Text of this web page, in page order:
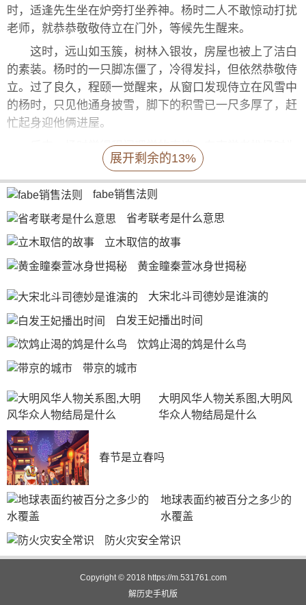
时，适逢先生坐在炉旁打坐养神。杨时二人不敢惊动打扰
老师，就恭恭敬敬侍立在门外，等候先生醒来。
这时，远山如玉簇，树林入银妆，房屋也被上了洁白
的素装。杨时的一只脚冻僵了，冷得发抖，但依然恭敬侍
立。过了良久，程颐一觉醒来，从窗口发现侍立在风雪中
的杨时，只见他通身披雪，脚下的积雪已一尺多厚了，赶
忙起身迎他俩进屋。
后来，杨时学得程门理学的真谛，东南学者推杨时为
“程学正宗”，世称“龟山先生”。此后，“程门立雪”的故事
就成为尊师重道的千古美谈。
尊师重教，我们中华民族千年不衰。为人子弟，在年
少的时候就要亲近良师，结交益友，要从他们那里学习礼
仪和知识。
展开剩余的13%
fabe销售法则
省考联考是什么意思
立木取信的故事
黄金瞳秦萱冰身世揭秘
大宋北斗司德妙是谁演的
白发王妃播出时间
饮鸩止渴的鸩是什么鸟
带京的城市
大明风华人物关系图,大明风
华众人物结局是什么
春节是立春吗
地球表面约被百分之多少的
水覆盖
防火灾安全常识
Copyright © 2018 https://m.531761.com
解历史手机版